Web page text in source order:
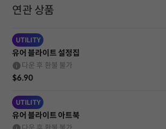
연관 상품
UTILITY
유어 블라이트 설정집
다운 후 환불 불가
$6.90
UTILITY
유어 블라이트 아트북
다운 후 환불 불가